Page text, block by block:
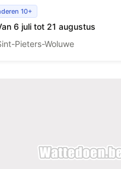
kamp
10+
6 juli tot 21 augustus
Pieters-Woluwe